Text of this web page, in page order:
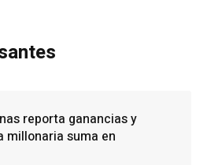
reporta ganancias y
millonaria suma en